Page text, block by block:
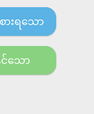
းရသော
င်သော